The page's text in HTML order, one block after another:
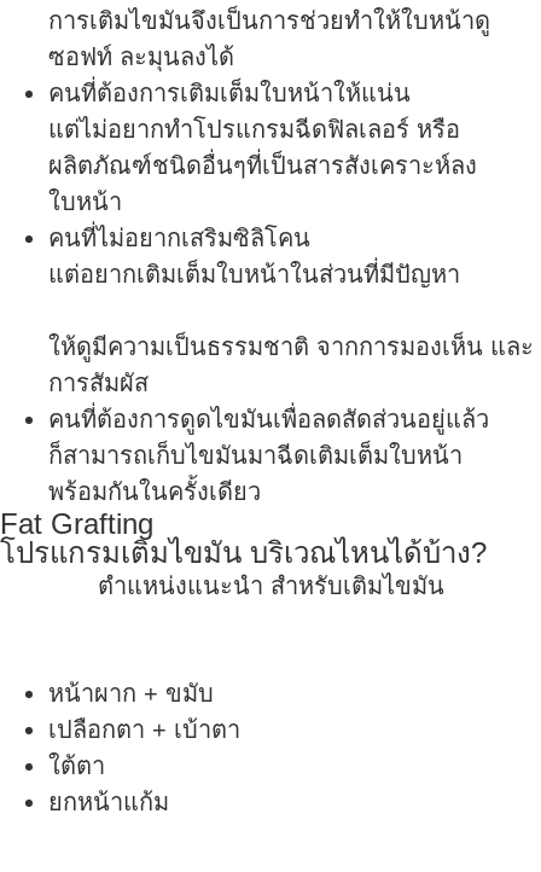
การเติมไขมันจึงเป็นการช่วยทำให้ใบหน้าดู
ซอฟท์ ละมุนลงได้
คนที่ต้องการเติมเต็มใบหน้าให้แน่น
แต่ไม่อยากทำโปรแกรมฉีดฟิลเลอร์ หรือ
ผลิตภัณฑ์ชนิดอื่นๆที่เป็นสารสังเคราะห์ลง
ใบหน้า
คนที่ไม่อยากเสริมซิลิโคน
แต่อยากเติมเต็มใบหน้าในส่วนที่มีปัญหา
ให้ดูมีความเป็นธรรมชาติ จากการมองเห็น และ
การสัมผัส
คนที่ต้องการดูดไขมันเพื่อลดสัดส่วนอยู่แล้ว
ก็สามารถเก็บไขมันมาฉีดเติมเต็มใบหน้า
พร้อมกันในครั้งเดียว
Fat Grafting
โปรแกรมเติมไขมัน บริเวณไหนได้บ้าง?
ตำแหน่งแนะนำ สำหรับเติมไขมัน
หน้าผาก + ขมับ
เปลือกตา + เบ้าตา
ใต้ตา
ยกหน้าแก้ม